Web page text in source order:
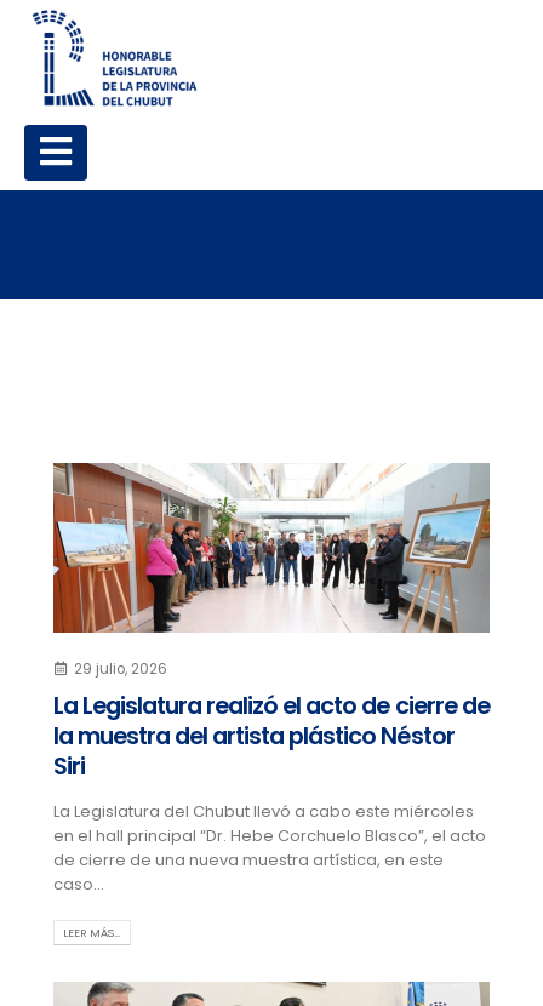
29 julio, 2026
La Legislatura realizó el acto de cierre de
la muestra del artista plástico Néstor
Siri
La Legislatura del Chubut llevó a cabo este miércoles
en el hall principal “Dr. Hebe Corchuelo Blasco”, el acto
de cierre de una nueva muestra artística, en este
caso...
LEER MÁS…